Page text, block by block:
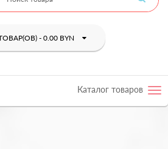
- 0.00 BYN
Каталог товаров